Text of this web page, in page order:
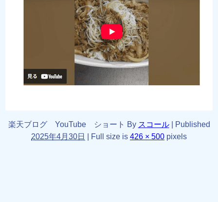
楽天ブログ YouTube ショート By スコール
Published
2025年4月30日
Full size is 426 × 500 pixels